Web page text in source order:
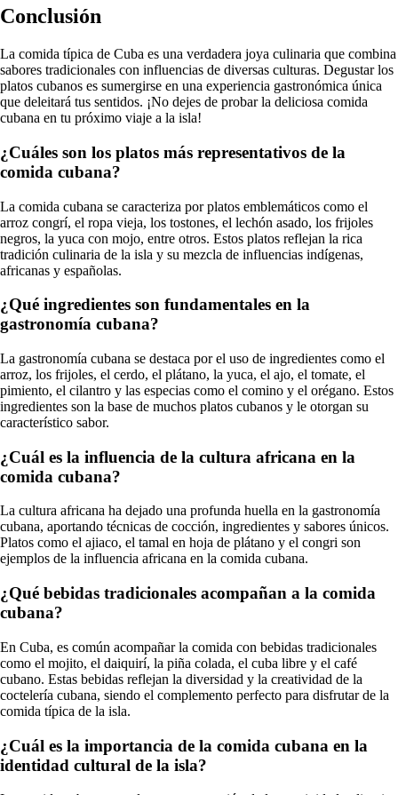
Conclusión
La comida típica de Cuba es una verdadera joya culinaria que combina
sabores tradicionales con influencias de diversas culturas. Degustar los
platos cubanos es sumergirse en una experiencia gastronómica única
que deleitará tus sentidos. ¡No dejes de probar la deliciosa comida
cubana en tu próximo viaje a la isla!
¿Cuáles son los platos más representativos de la
comida cubana?
La comida cubana se caracteriza por platos emblemáticos como el
arroz congrí, el ropa vieja, los tostones, el lechón asado, los frijoles
negros, la yuca con mojo, entre otros. Estos platos reflejan la rica
tradición culinaria de la isla y su mezcla de influencias indígenas,
africanas y españolas.
¿Qué ingredientes son fundamentales en la
gastronomía cubana?
La gastronomía cubana se destaca por el uso de ingredientes como el
arroz, los frijoles, el cerdo, el plátano, la yuca, el ajo, el tomate, el
pimiento, el cilantro y las especias como el comino y el orégano. Estos
ingredientes son la base de muchos platos cubanos y le otorgan su
característico sabor.
¿Cuál es la influencia de la cultura africana en la
comida cubana?
La cultura africana ha dejado una profunda huella en la gastronomía
cubana, aportando técnicas de cocción, ingredientes y sabores únicos.
Platos como el ajiaco, el tamal en hoja de plátano y el congri son
ejemplos de la influencia africana en la comida cubana.
¿Qué bebidas tradicionales acompañan a la comida
cubana?
En Cuba, es común acompañar la comida con bebidas tradicionales
como el mojito, el daiquirí, la piña colada, el cuba libre y el café
cubano. Estas bebidas reflejan la diversidad y la creatividad de la
coctelería cubana, siendo el complemento perfecto para disfrutar de la
comida típica de la isla.
¿Cuál es la importancia de la comida cubana en la
identidad cultural de la isla?